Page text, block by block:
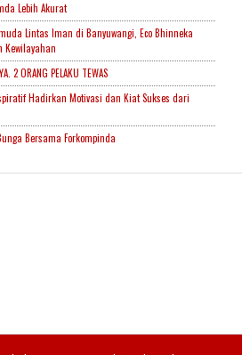
Lebih Akurat
Lintas Iman di Banyuwangi, Eco Bhinneka
2 ORANG PELAKU TEWAS
Hadirkan Motivasi dan Kiat Sukses dari
Bersama Forkompinda